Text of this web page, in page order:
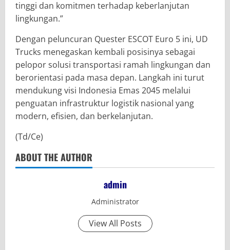
tinggi dan komitmen terhadap keberlanjutan
lingkungan.”
Dengan peluncuran Quester ESCOT Euro 5 ini, UD
Trucks menegaskan kembali posisinya sebagai
pelopor solusi transportasi ramah lingkungan dan
berorientasi pada masa depan. Langkah ini turut
mendukung visi Indonesia Emas 2045 melalui
penguatan infrastruktur logistik nasional yang
modern, efisien, dan berkelanjutan.
(Td/Ce)
ABOUT THE AUTHOR
admin
Administrator
View All Posts